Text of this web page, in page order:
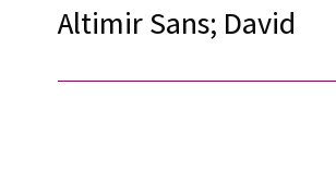
Altimir Sans; David